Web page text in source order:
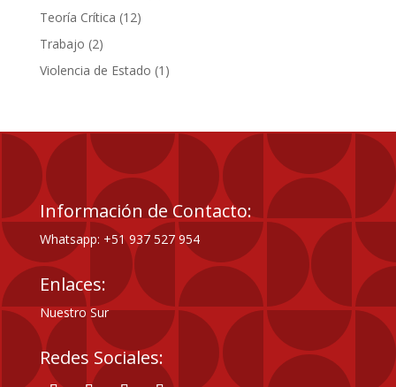
Teoría Crítica 1212
Trabajo 22
productos
Violencia de Estado 1 1
Información de Contacto:
Whatsapp: +51 937 527 954
Enlaces:
Nuestro Sur
Redes Sociales: